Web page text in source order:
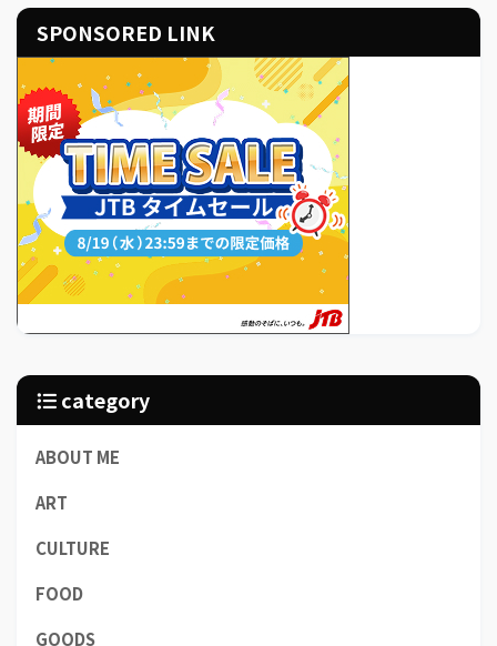
SPONSORED LINK
category
ABOUT ME
ART
CULTURE
FOOD
GOODS